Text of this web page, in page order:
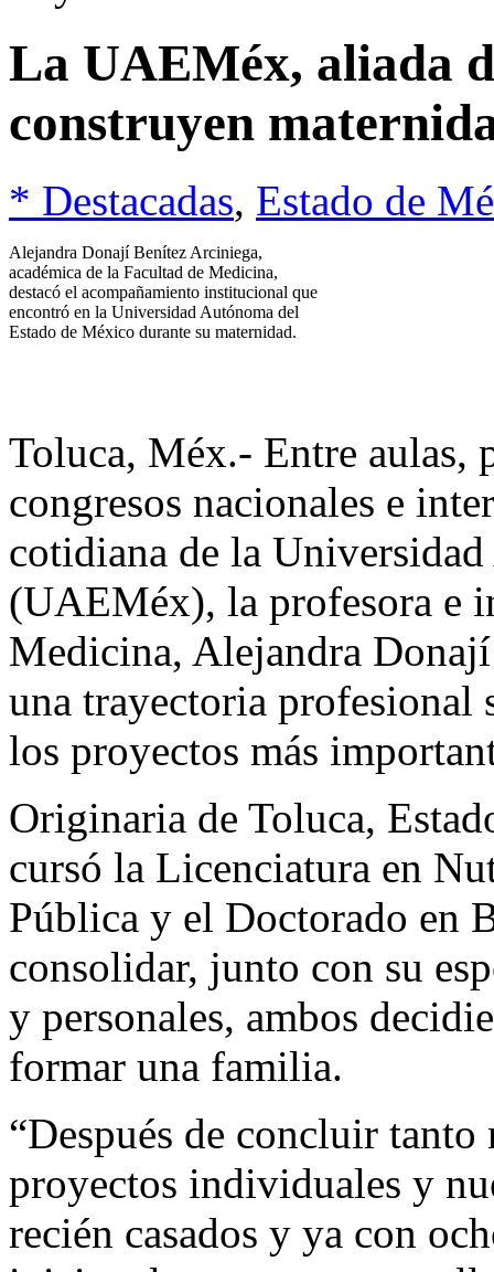
La UAEMéx, aliada
construyen
* Destacadas, Estado de
Alejandra Donají Benítez Arciniega,
académica de la Facultad de Medicina,
destacó el acompañamiento institucional que
encontró en la Universidad Autónoma del
Estado de México durante su maternidad.
Toluca, Méx.- Entre aulas,
congresos nacionales e
cotidiana de la
(UAEMéx), la profesora e
Medicina, Alejandra
una trayectoria profesional
los proyectos más
Originaria de Toluca,
cursó la Licenciatura en
Pública y el Doctorado en
consolidar, junto con su
y personales, ambos
formar una familia.
“Después de concluir
proyectos individuales y
recién casados y ya con